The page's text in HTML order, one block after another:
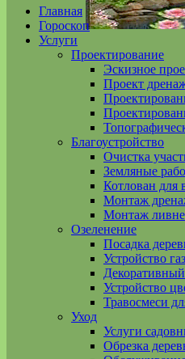
Главная
Гороскоп
Услуги
Проектирование
Эскизное
Проект
Благоустройство
Очистка
Земляные
Котлован для
Монтаж
Монтаж
Озеленение
Посадка
Устройство
Устройство
Травосмеси
Уход
Услуги
Обрезка